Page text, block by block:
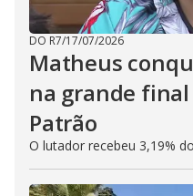
DO R7/17/07/2026
Matheus
na grande final
Patrão
O lutador recebeu 3,19%